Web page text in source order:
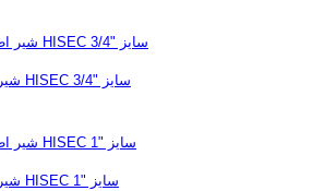
شیر اطمینان هایسک HISEC سایز "3/4
شیر اطمینان هایسک HISEC سایز "1